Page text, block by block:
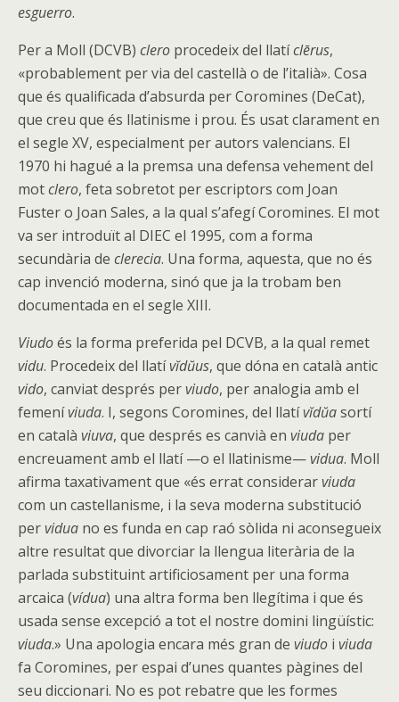
esguerro.
Per a Moll (DCVB) clero procedeix del llatíclērus,
«probablement per via del castellà o de l’italià». Cosa
que és qualificada d’absurda per Coromines (DeCat),
que creu que és llatinisme i prou. És usat clarament en
el segle XV, especialment per autors valencians. El
1970 hi hagué a la premsa una defensa vehement del
motclero, feta sobretot per escriptors com Joan
Fuster o Joan Sales, a la qual s’afegí Coromines. El mot
va ser introduït al DIEC el 1995, com a forma
secundària de clerecia. Una forma, aquesta, que no és
cap invenció moderna, sinó que ja la trobam ben
documentada en el segle XIII.
Viudoés la forma preferida pel DCVB, a la qual remet
vidu. Procedeix del llatívĭdŭus, que dóna en català antic
vido, canviat després perviudo, per analogia amb el
femeníviuda. I, segons Coromines, del llatívĭdŭasortí
en català viuva, que després es canvià en viuda per
encreuament amb el llatí —o el llatinisme—vidua. Moll
afirma taxativament que «és errat considerarviuda
com un castellanisme, i la seva moderna substitució
pervidua no es funda en cap raó sòlida ni aconsegueix
altre resultat que divorciar la llengua literària de la
parlada substituint artificiosament per una forma
arcaica (vídua) una altra forma ben llegítima i que és
usada sense excepció a tot el nostre domini lingüístic:
viuda.» Una apologia encara més gran de viudo i viuda
fa Coromines, per espai d’unes quantes pàgines del
seu diccionari. No es pot rebatre que les formes